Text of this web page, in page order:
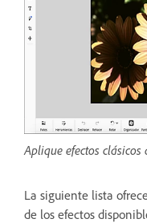
Aplique efectos clásicos
La siguiente lista
de los efectos